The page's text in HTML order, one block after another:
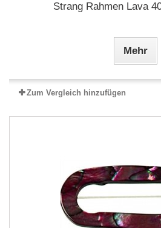
Strang Rahmen Lava
Mehr
Zum Vergleich hinzufügen